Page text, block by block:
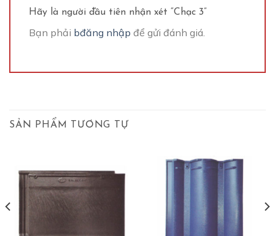
Hãy là người đầu tiên nhận xét “Chạc 3”
Bạn phải bđăng nhập để gửi đánh giá.
SẢN PHẨM TƯƠNG TỰ